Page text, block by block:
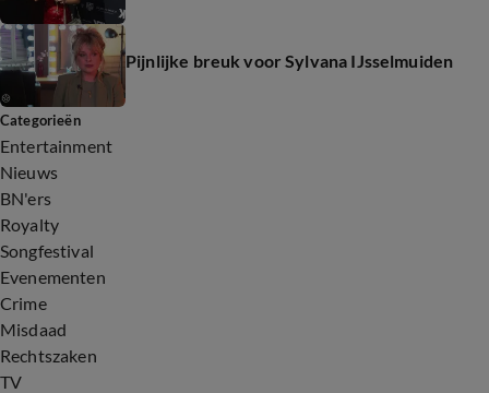
Pijnlijke breuk voor Sylvana IJsselmuiden
Categorieën
Entertainment
Nieuws
BN'ers
Royalty
Songfestival
Evenementen
Crime
Misdaad
Rechtszaken
TV